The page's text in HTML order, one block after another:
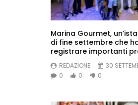
Marina Gourmet,
di fine settembre che
registrare importanti
REDAZIONE
30
0
0 0